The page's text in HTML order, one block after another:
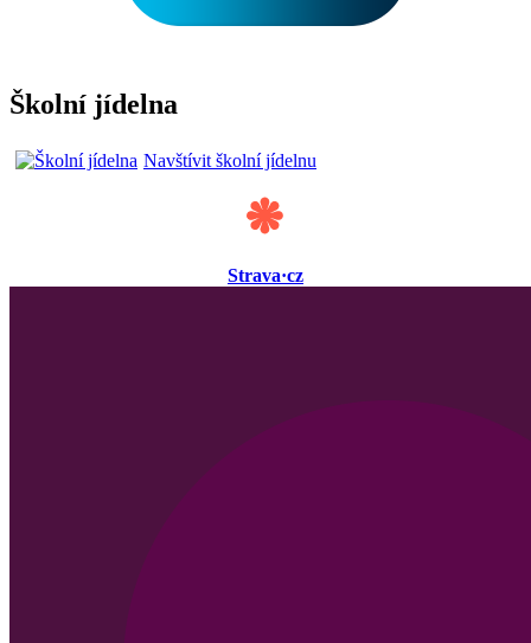
Školní jídelna
Navštívit školní jídelnu
Strava·cz